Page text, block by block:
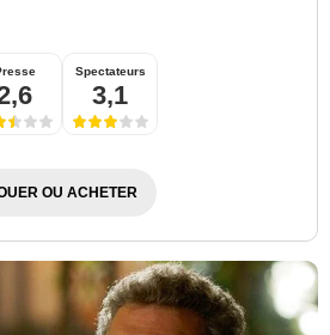
Spectateurs
3,1
OU ACHETER